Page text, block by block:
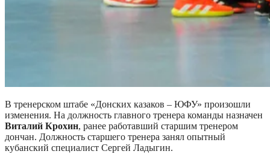
В тренерском штабе «Донских казаков – ЮФУ» произошли
изменения. На должность главного тренера команды назначен
Виталий Крохин, ранее работавший старшим тренером
дончан. Должность старшего тренера занял опытный
кубанский специалист Сергей Ладыгин.